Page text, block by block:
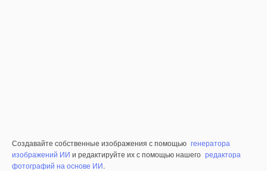
Создавайте собственные изображения с помощью генератора
изображений ИИ и редактируйте их с помощью нашего редактора
фотографий на основе ИИ.